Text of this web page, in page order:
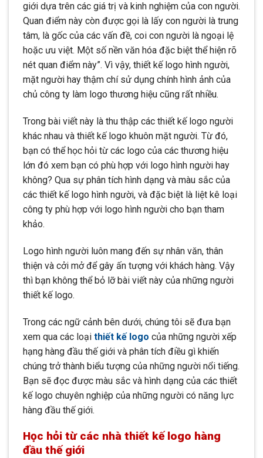
giới dựa trên các giá trị và kinh nghiệm của con người.
Quan điểm này còn được gọi là lấy con người là trung
tâm, là gốc của các vấn đề, coi con người là ngoại lệ
hoặc ưu việt. Một số nền văn hóa đặc biệt thể hiện rõ
nét quan điểm này”. Vì vậy, thiết kế logo hình người,
mặt người hay thậm chí sử dụng chính hình ảnh của
chủ công ty làm logo thương hiệu cũng rất nhiều.
Trong bài viết này là thu thập các thiết kế logo người
khác nhau và thiết kế logo khuôn mặt người. Từ đó,
bạn có thể học hỏi từ các logo của các thương hiệu
lớn đó xem bạn có phù hợp với logo hình người hay
không? Qua sự phân tích hình dạng và màu sắc của
các thiết kế logo hình người, và đặc biệt là liệt kê loại
công ty phù hợp với logo hình người cho bạn tham
khảo.
Logo hình người luôn mang đến sự nhân văn, thân
thiện và cởi mở để gây ấn tượng với khách hàng. Vậy
thì bạn không thể bỏ lỡ bài viết này của những người
thiết kế logo.
Trong các ngữ cảnh bên dưới, chúng tôi sẽ đưa bạn
xem qua các loại thiết kế logo của những người xếp
hạng hàng đầu thế giới và phân tích điều gì khiến
chúng trở thành biểu tượng của những người nổi tiếng.
Bạn sẽ đọc được màu sắc và hình dạng của các thiết
kế logo chuyên nghiệp của những người có năng lực
hàng đầu thế giới.
Học hỏi từ các nhà thiết kế logo hàng
đầu thế giới